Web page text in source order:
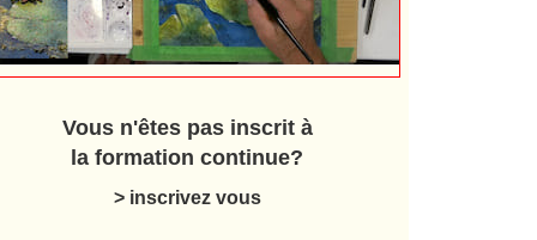
Vous n'êtes pas inscrit à
la formation continue?
> inscrivez vous